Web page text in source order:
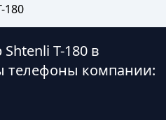
180
T-180 в
телефоны компании: